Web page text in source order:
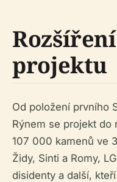
projektu
Od položení prvního
Rýnem se projekt
107 000 kamenů ve
Židy, Sinti a Romy,
disidenty a další,